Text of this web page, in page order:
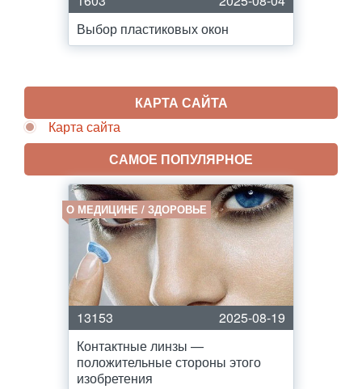
Выбор пластиковых окон
КАРТА САЙТА
Карта сайта
САМОЕ ПОПУЛЯРНОЕ
О МЕДИЦИНЕ / ЗДОРОВЬЕ
13153
2025-08-19
Контактные линзы —
положительные стороны этого
изобретения